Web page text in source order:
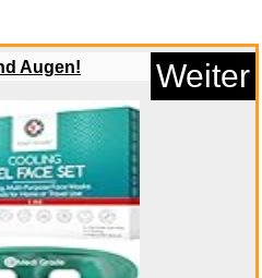
Powerful Lege...
Augen! Weiter